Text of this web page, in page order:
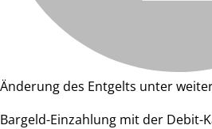
Änderung des Entgelts unter
Bargeld-Einzahlung mit der Debit-